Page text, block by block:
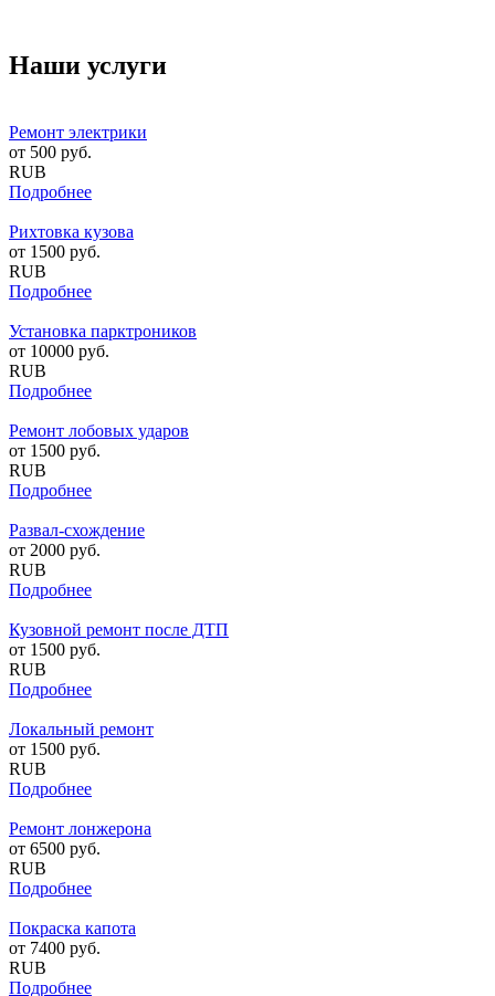
Наши услуги
Ремонт электрики
от 500 руб.
RUB
Подробнее
Рихтовка кузова
от 1500 руб.
RUB
Подробнее
Установка парктроников
от 10000 руб.
RUB
Подробнее
Ремонт лобовых ударов
от 1500 руб.
RUB
Подробнее
Развал-схождение
от 2000 руб.
RUB
Подробнее
Кузовной ремонт после ДТП
от 1500 руб.
RUB
Подробнее
Локальный ремонт
от 1500 руб.
RUB
Подробнее
Ремонт лонжерона
от 6500 руб.
RUB
Подробнее
Покраска капота
от 7400 руб.
RUB
Подробнее